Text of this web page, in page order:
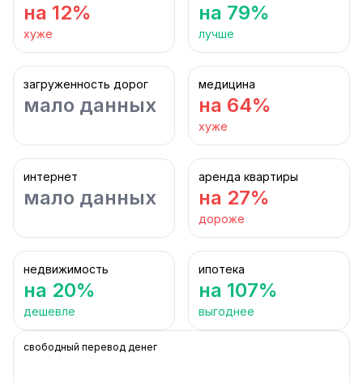
на 12%
хуже
на 79%
лучше
загруженность дорог
мало данных
медицина
на 64%
хуже
интернет
мало данных
аренда квартиры
на 27%
дороже
недвижимость
на 20%
дешевле
ипотека
на 107%
выгоднее
свободный перевод денег